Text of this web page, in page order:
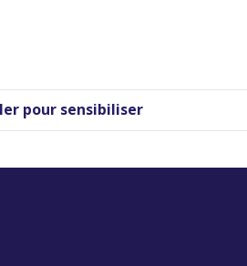
pour sensibiliser